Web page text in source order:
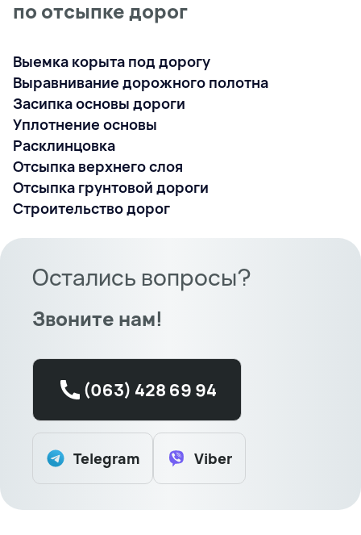
по отсыпке дорог
Выемка корыта под дорогу
Выравнивание дорожного полотна
Засипка основы дороги
Уплотнение основы
Расклинцовка
Отсыпка верхнего слоя
Отсыпка грунтовой дороги
Строительство дорог
Остались вопросы?
Звоните нам!
(063) 428 69 94
Telegram Viber